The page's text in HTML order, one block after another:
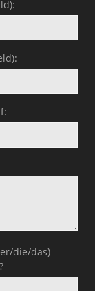
die/das)